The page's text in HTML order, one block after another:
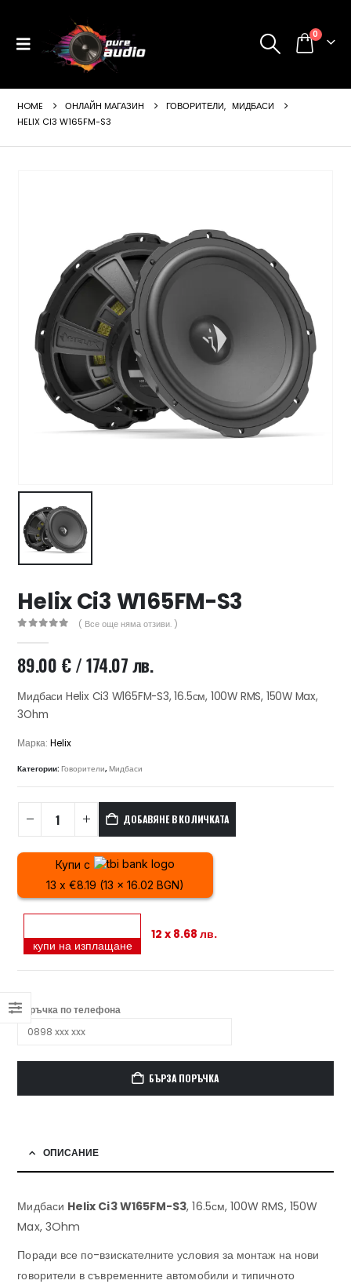
0
HOME ОНЛАЙН МАГАЗИН ГОВОРИТЕЛИ, МИДБАСИ
HELIX CI3 W165FM-S3
Helix Ci3 W165FM-S3
( Все още няма отзиви. )
89.00 €/ 174.07 лв.
Мидбаси Helix Ci3 W165FM-S3, 16.5см, 100W RMS, 150W Max,
3Ohm
Марка:Helix
Категории:Говорители,Мидбаси
ДОБАВЯНЕ В КОЛИЧКАТА
Купи с
13 x €8.19 (13 x 16.02 BGN)
купи на изплащане
12 x 8.68 лв.
Поръчка по телефона
БЪРЗА ПОРЪЧКА
ОПИСАНИЕ
Мидбаси Helix Ci3 W165FM-S3, 16.5см, 100W RMS, 150W
Max, 3Ohm
Поради все по-взискателните условия за монтаж на нови
говорители в съвременните автомобили и типичното